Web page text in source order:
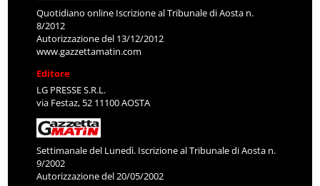
Quotidiano online Iscrizione al Tribunale di Aosta n.
8/2012
Autorizzazione del 13/12/2012
www.gazzettamatin.com
Editore
LG PRESSE S.R.L.
via Festaz, 52 11100 AOSTA
Settimanale del Lunedì. Iscrizione al Tribunale di Aosta n.
9/2002
Autorizzazione del 20/05/2002